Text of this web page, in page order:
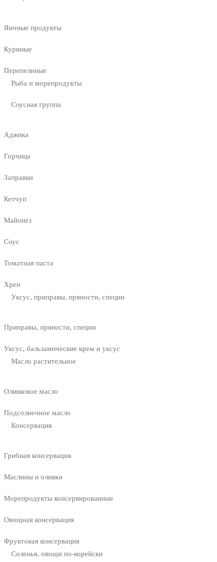
Яичные продукты
Куриные
Перепелиные
Рыба и морепродукты
Соусная группа
Аджика
Горчица
Заправки
Кетчуп
Майонез
Соус
Томатная паста
Хрен
Уксус, приправы, пряности, специи
Приправы, пряности, специи
Уксус, бальзамические крем и уксус
Масло растительное
Оливковое масло
Подсолнечное масло
Консервация
Грибная консервация
Маслины и оливки
Морепродукты консервированные
Овощная консервация
Фруктовая консервация
Соленья, овощи по-корейски